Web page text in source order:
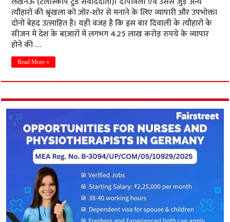
त्यौहारों की श्रृंखला को ज़ोर-शोर से मनाने के लिए व्यापारी और उपभोक्ता
दोनों बेहद उत्साहित हैं। यही वजह है कि इस बार दिवाली के त्यौहारों के
सीजन में देश के बाज़ारों में लगभग 4.25 लाख करोड़ रुपये के व्यापार
होने की …
Read More »